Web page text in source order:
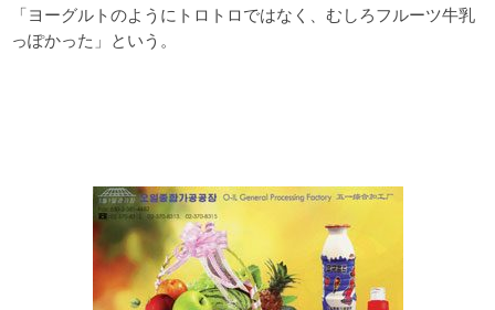
「ヨーグルトのようにトロトロではなく、むしろフルーツ牛乳
っぽかった」という。